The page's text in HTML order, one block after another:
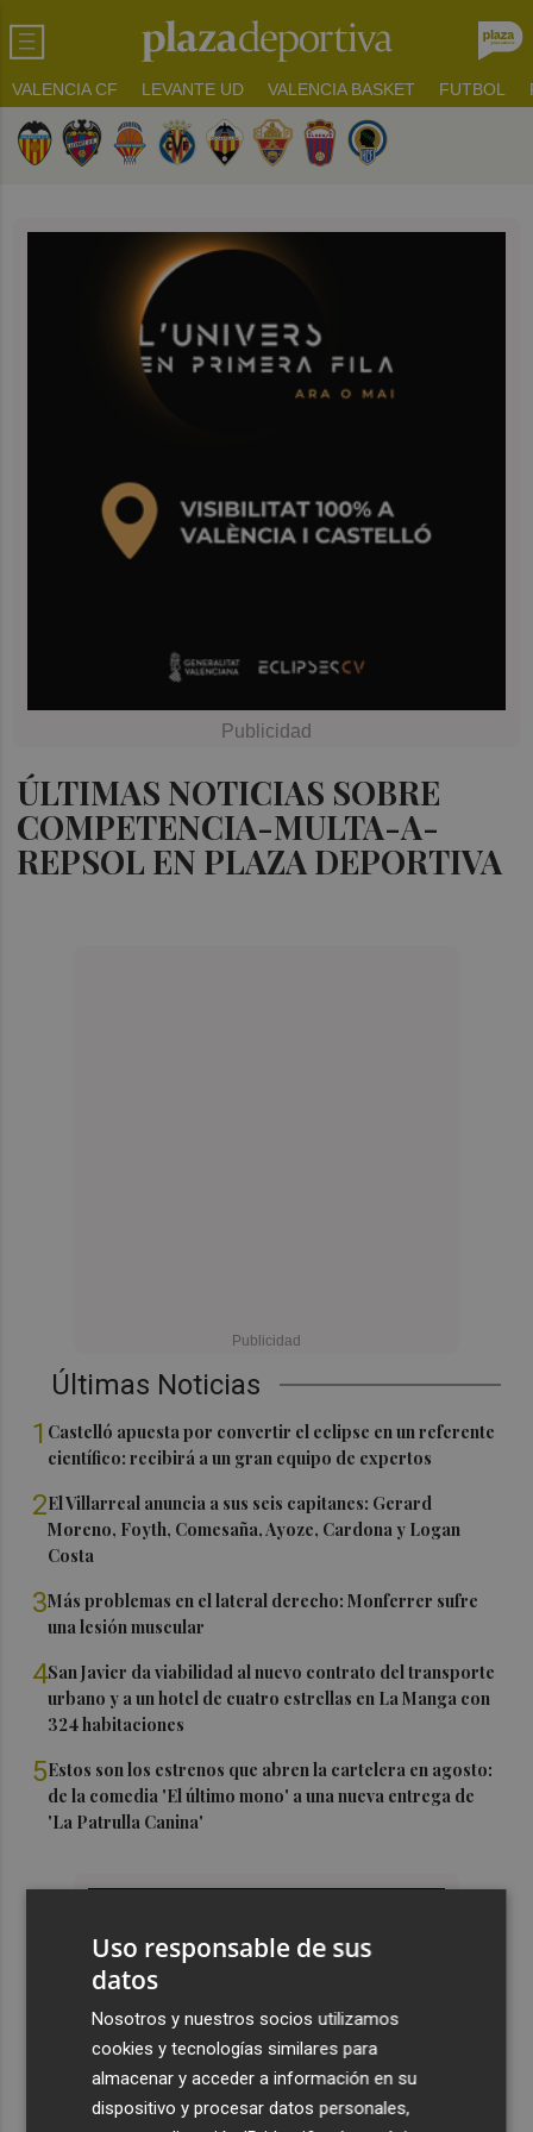
VALENCIA CF LEVANTE UD VALENCIA BASKET FUTBOL
ÚLTIMAS NOTICIAS SOBRE
COMPETENCIA-MULTA-A-
REPSOL EN PLAZA DEPORTIVA
Últimas Noticias
1 Castelló apuesta por convertir el eclipse en un referente
científico: recibirá a un gran equipo de expertos
2El Villarreal anuncia a sus seis capitanes: Gerard
Moreno, Foyth, Comesaña, Ayoze, Cardona y Logan
Costa
3Más problemas en el lateral derecho: Monferrer sufre
una lesión muscular
4San Javier da viabilidad al nuevo contrato del transporte
urbano y a un hotel de cuatro estrellas en La Manga con
324 habitaciones
5Estos son los estrenos que abren la cartelera en agosto:
de la comedia 'El último mono' a una nueva entrega de
'La Patrulla Canina'
Uso responsable de sus
datos
Nosotros y nuestros socios utilizamos
cookies y tecnologías similares para
almacenar y acceder a información en su
dispositivo y procesar datos personales,